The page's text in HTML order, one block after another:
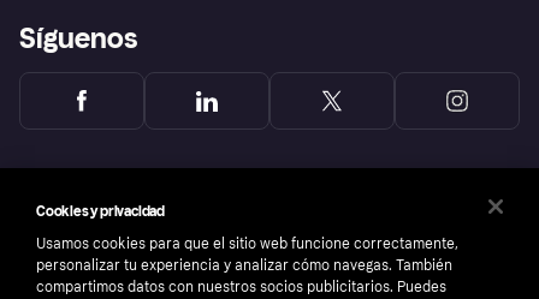
Síguenos
Cookies y privacidad
Usamos cookies para que el sitio web funcione correctamente,
personalizar tu experiencia y analizar cómo navegas. También
compartimos datos con nuestros socios publicitarios. Puedes